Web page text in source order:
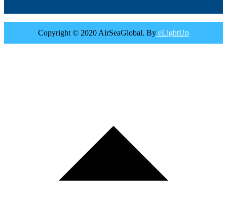
Copyright © 2020 AirSeaGlobal. By eLightUp